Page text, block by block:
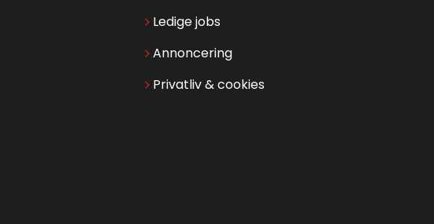
Ledige jobs
Annoncering
Privatliv & cookies